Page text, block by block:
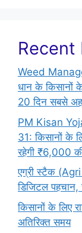
Recent
Weed
धान के किसानों
20 दिन सबसे
PM Kisan
31: किसानों के
रहेगी ₹6,000
एग्री स्टैक (Agri
डिजिटल
किसानों के लिए
अतिरिक्त समय